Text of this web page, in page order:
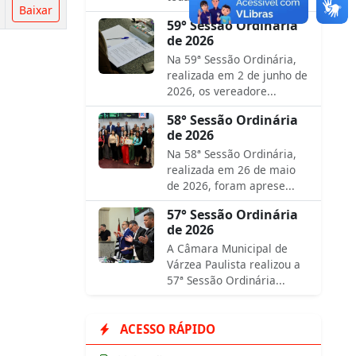
Baixar
59° Sessão Ordinária
de 2026
Na 59ª Sessão Ordinária,
realizada em 2 de junho de
2026, os vereadore...
58° Sessão Ordinária
de 2026
Na 58ª Sessão Ordinária,
realizada em 26 de maio
de 2026, foram aprese...
57° Sessão Ordinária
de 2026
A Câmara Municipal de
Várzea Paulista realizou a
57ª Sessão Ordinária...
ACESSO RÁPIDO